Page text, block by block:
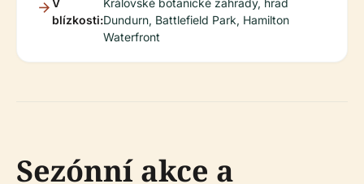
V
blízkosti:
Královské botanické zahrady, hrad
Dundurn, Battlefield Park, Hamilton
Waterfront
Sezónní akce a